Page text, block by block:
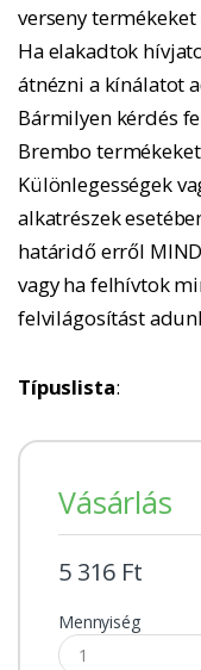
verseny
Ha elakadtok
átnézni a kínálatot
Bármilyen kérdés
Brembo
Különlegességek
alkatrészek
határidő erről
vagy ha felhívtok
felvilágosítást
Típuslista:
Vásárlás
5 316 Ft
Mennyiség